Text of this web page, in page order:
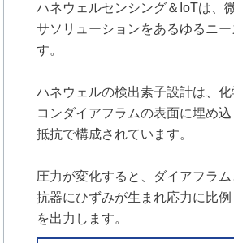
ハネウェルセンシング＆IoTは、
サソリューションをあるゆるニー
す。
ハネウェルの検出素子設計は、化
コンダイアフラムの表面に埋め
抵抗で構成されています。
圧力が変化すると、ダイアフラ
抗器にひずみが生まれ応力に比
を出力します。